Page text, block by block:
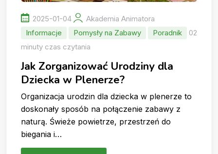
2025-01-04
Akademia Animatora
Informacje
Pomysły na Zabawy Poradnik
02
minuty czas czytania
Jak Zorganizować Urodziny dla
Dziecka w Plenerze?
Organizacja urodzin dla dziecka w plenerze to
doskonały sposób na połączenie zabawy z
naturą. Świeże powietrze, przestrzeń do
biegania i…